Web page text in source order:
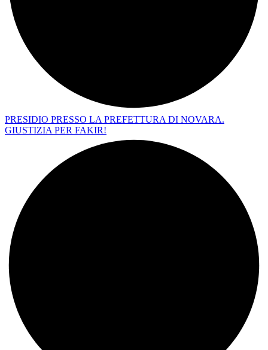
PRESIDIO PRESSO LA PREFETTURA DI NOVARA.
GIUSTIZIA PER FAKIR!